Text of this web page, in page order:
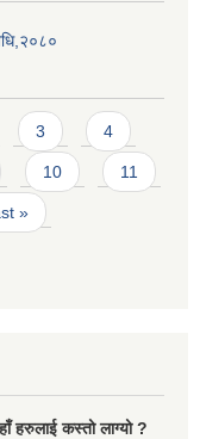
3 4
10 11
»
हरुलाई कस्तो लाग्यो ?